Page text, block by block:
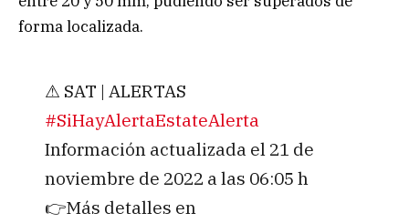
forma localizada.
⚠ SAT | ALERTAS
#SiHayAlertaEstateAlerta
Información actualizada el 21 de
noviembre de 2022 a las 06:05 h
👉Más detalles en